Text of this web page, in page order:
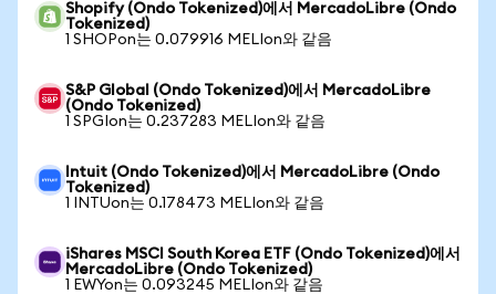
Shopify (Ondo Tokenized)에서 MercadoLibre (Ondo
Tokenized)
1 SHOPon는 0.079916 MELIon와 같음
S&P Global (Ondo Tokenized)에서 MercadoLibre
(Ondo Tokenized)
1 SPGIon는 0.237283 MELIon와 같음
Intuit (Ondo Tokenized)에서 MercadoLibre (Ondo
Tokenized)
1 INTUon는 0.178473 MELIon와 같음
iShares MSCI South Korea ETF (Ondo Tokenized)에서
MercadoLibre (Ondo Tokenized)
1 EWYon는 0.093245 MELIon와 같음